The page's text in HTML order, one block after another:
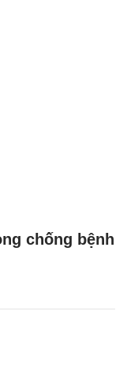
chống bệnh